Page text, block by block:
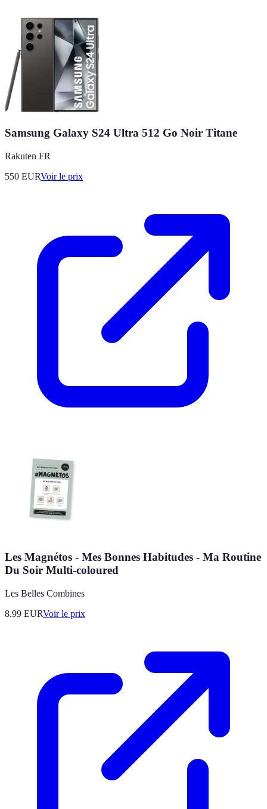
Samsung Galaxy S24 Ultra 512 Go Noir Titane
Rakuten FR
550 EURVoir le prix
Les Magnétos - Mes Bonnes Habitudes - Ma Routine
Du Soir Multi-coloured
Les Belles Combines
8.99 EURVoir le prix